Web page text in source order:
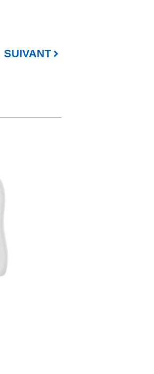
SUIVANT